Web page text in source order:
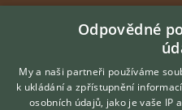
Odpovědné
My a naši partneři používáme
k ukládání a zpřístupnění
osobních údajů, jako je vaše IP